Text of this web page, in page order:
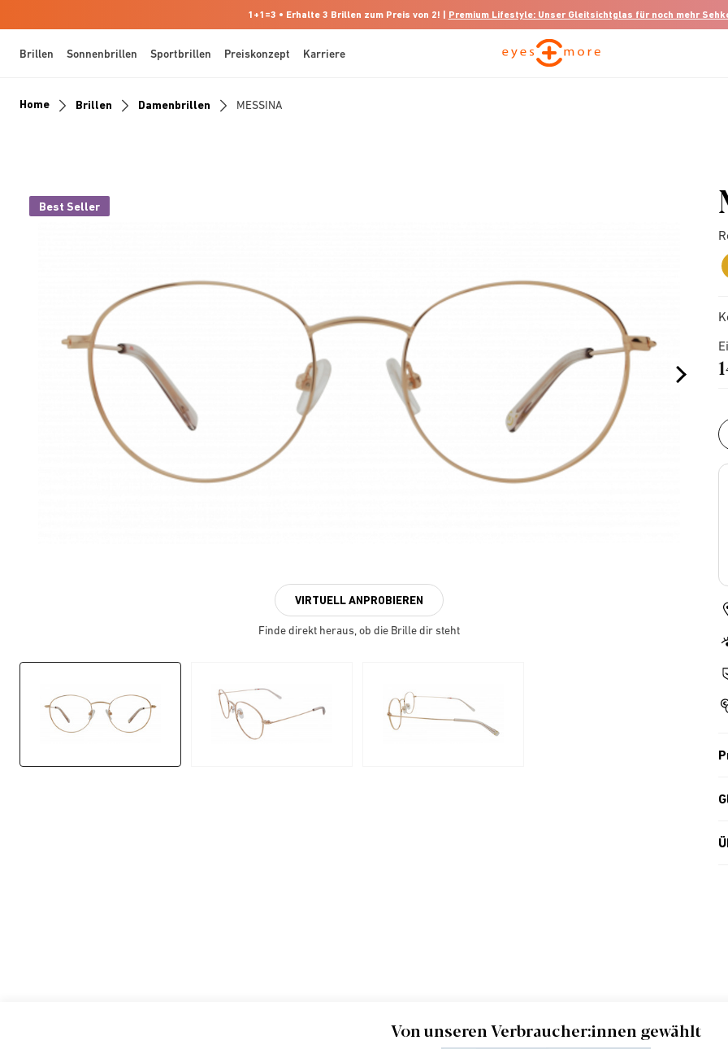
1+1=3 • Erhalte 3 Brillen zum Preis von 2! | Premium Lifestyle: Unser Gleitsichtglas für noch mehr
Brillen Sonnenbrillen Sportbrillen Preiskonzept Karriere
Home Brillen Damenbrillen MESSINA
Best Seller
VIRTUELL ANPROBIEREN
Finde direkt heraus, ob die Brille dir steht
Von unseren Verbraucher:innen gewählt